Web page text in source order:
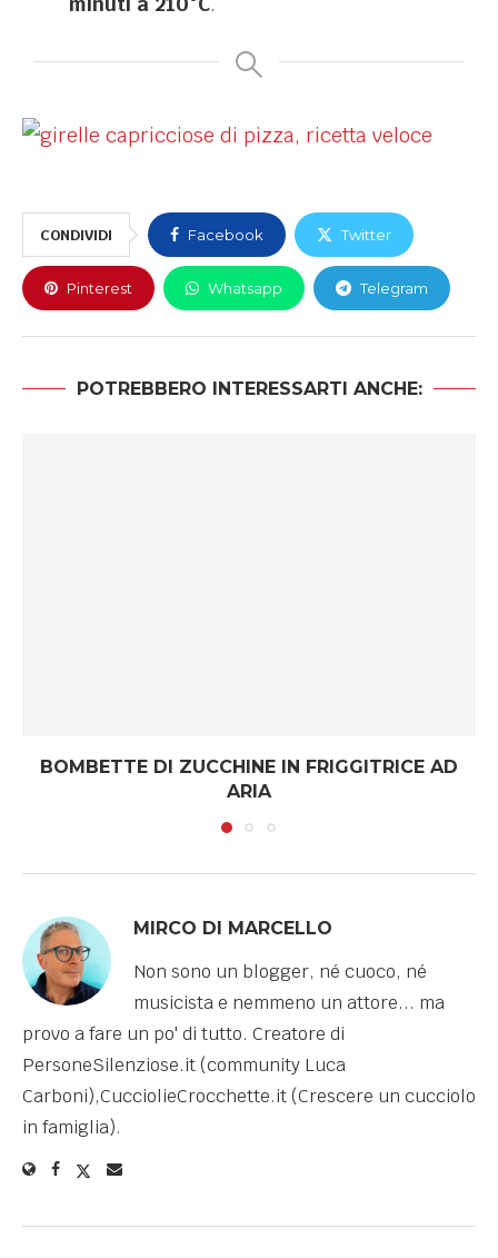
CONDIVIDI Facebook Twitter
Pinterest Whatsapp Telegram
POTREBBERO INTERESSARTI ANCHE:
BOMBETTE DI ZUCCHINE IN FRIGGITRICE AD
ARIA
MIRCO DI MARCELLO
Non sono un blogger, né cuoco, né
musicista e nemmeno un attore... ma
provo a fare un po' di tutto. Creatore di
PersoneSilenziose.it (community Luca
Carboni),CucciolieCrocchette.it (Crescere un cucciolo
in famiglia).